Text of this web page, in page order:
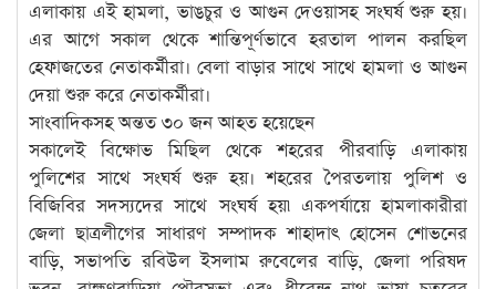
এলাকায় এই হামলা, ভাঙচুর ও আগুন দেওয়াসহ সংঘর্ষ শুরু হয়।
এর আগে সকাল থেকে শান্তিপূর্ণভাবে হরতাল পালন করছিল
হেফাজতের নেতাকর্মীরা। বেলা বাড়ার সাথে সাথে হামলা ও আগুন
দেয়া শুরু করে নেতাকর্মীরা।
সাংবাদিকসহ অন্তত ৩০ জন আহত হয়েছেন
সকালেই বিক্ষোভ মিছিল থেকে শহরের পীরবাড়ি এলাকায়
পুলিশের সাথে সংঘর্ষ শুরু হয়। শহরের পৈরতলায় পুলিশ ও
বিজিবির সদস্যদের সাথে সংঘর্ষ হয়৷ একপর্যায়ে হামলাকারীরা
জেলা ছাত্রলীগের সাধারণ সম্পাদক শাহাদাৎ হোসেন শোভনের
বাড়ি, সভাপতি রবিউল ইসলাম রুবেলের বাড়ি, জেলা পরিষদ